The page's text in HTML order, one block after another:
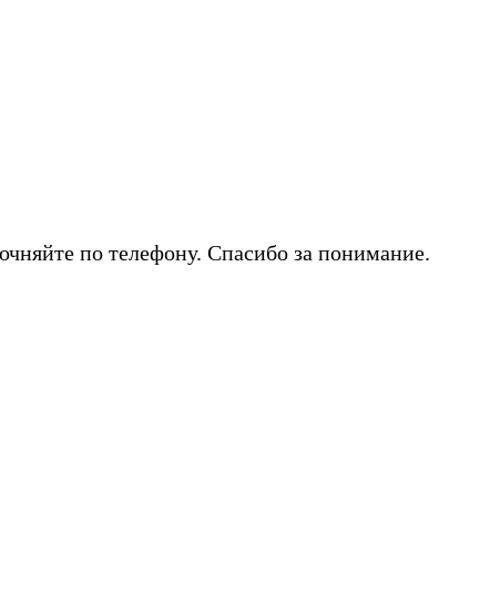
по телефону. Спасибо за понимание.